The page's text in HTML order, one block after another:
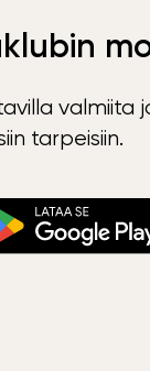
tarpeisiin.